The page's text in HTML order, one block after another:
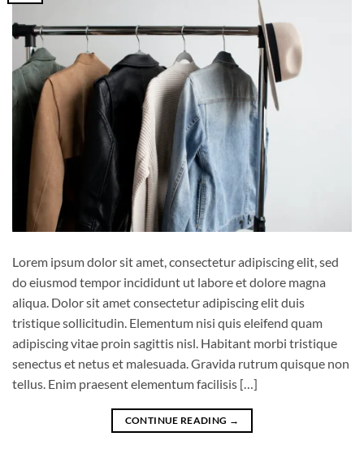
Lorem ipsum dolor sit amet, consectetur adipiscing elit, sed
do eiusmod tempor incididunt ut labore et dolore magna
aliqua. Dolor sit amet consectetur adipiscing elit duis
tristique sollicitudin. Elementum nisi quis eleifend quam
adipiscing vitae proin sagittis nisl. Habitant morbi tristique
senectus et netus et malesuada. Gravida rutrum quisque non
tellus. Enim praesent elementum facilisis […]
CONTINUE READING →